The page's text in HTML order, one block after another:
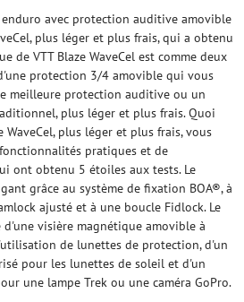
enduro avec protection auditive amovible
plus léger et plus frais, qui a obtenu
de VTT Blaze WaveCel est comme deux
protection 3/4 amovible qui vous
meilleure protection auditive ou un
plus léger et plus frais. Quoi
plus léger et plus frais, vous
pratiques et de
ont obtenu 5 étoiles aux tests. Le
grâce au système de fixation BOA®, à
ajusté et à une boucle Fidlock. Le
visière magnétique amovible à
de lunettes de protection, d'un
pour les lunettes de soleil et d'un
une lampe Trek ou une caméra GoPro.